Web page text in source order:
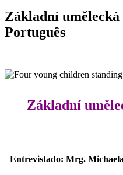
Základní umělecká
Português
Základní
Entrevistado: Mrg.